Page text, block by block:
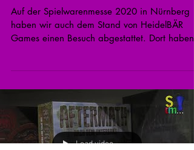
Auf der Spielwarenmesse 2020 in Nürnberg
haben wir auch dem Stand von HeidelBÄR
Games einen Besuch abgestattet. Dort haben
Load video